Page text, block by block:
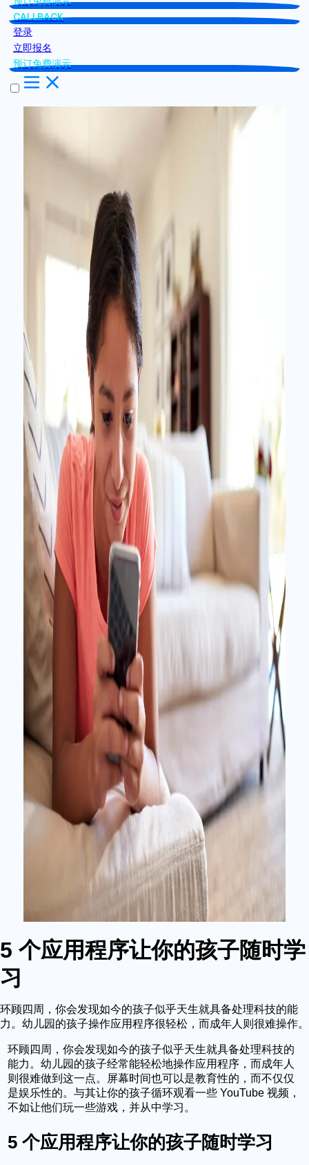
CALLBACK
登录
立即报名
预订免费演示
5 个应用程序让你的孩子随时学
习
环顾四周，你会发现如今的孩子似乎天生就具备处理科技的能
力。幼儿园的孩子操作应用程序很轻松，而成年人则很难操作。
环顾四周，你会发现如今的孩子似乎天生就具备处理科技的
能力。幼儿园的孩子经常能轻松地操作应用程序，而成年人
则很难做到这一点。屏幕时间也可以是教育性的，而不仅仅
是娱乐性的。与其让你的孩子循环观看一些 YouTube 视频，
不如让他们玩一些游戏，并从中学习。
5 个应用程序让你的孩子随时学习